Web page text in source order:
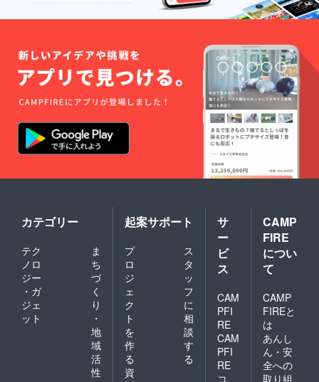
カテゴリー
テク
ノロ
ジー
・ガ
ジェ
ット
ま
ち
づ
く
り
・
地
域
活
性
起案サポート
プ
ロ
ジ
ェ
ク
ト
を
作
る
ス
タ
ッ
フ
に
相
談
す
る
資
サ
ー
ビ
ス
CAM
PFI
RE
CAM
PFI
RE
コ
CAMP
FIRE
につい
て
CAMP
FIREと
は
あんし
ん・安
全への
取り組